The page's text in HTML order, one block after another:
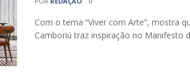
Com o tema “Viver com Arte”, mostra
Camboriú traz inspiração no Manifesto